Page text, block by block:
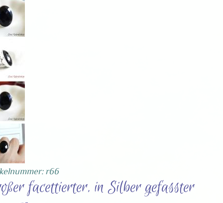
r66
facettierter, in Silber gefasster